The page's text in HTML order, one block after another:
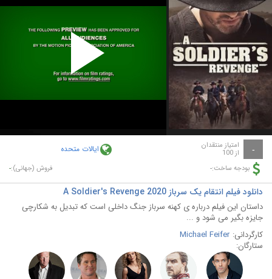
Play
Video
- امتیاز منتقدان
از 100 ایالات متحده
بودجه ساخت:- فروش (جهانی):-
دانلود فیلم انتقام یک سرباز A Soldier's Revenge 2020
داستان این فیلم درباره ی کهنه سرباز جنگ داخلی است که تبدیل به شکارچی
جایزه بگیر می شود و ...
کارگردانی: Michael Feifer
ستارگان: